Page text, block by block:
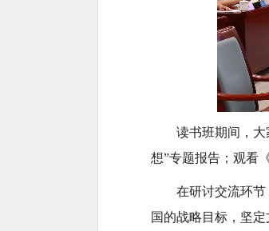
读书班期间，
想”专题报告；观看
在研讨交流环
国的战略目标，坚